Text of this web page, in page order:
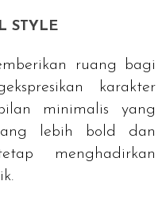
STYLE
ruang bagi
karakter
minimalis yang
lebih bold dan
menghadirkan